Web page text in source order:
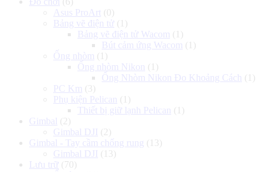
Asus ProArt (0)
Bảng vẽ điện tử (1)
Bảng vẽ điện tử Wacom (1)
Bút cảm ứng Wacom (1)
Ống nhòm (1)
Ống nhòm Nikon
(1)
Ống Nhòm Nikon Đo Khoảng Cách
(1)
PC Km (3)
Phụ kiện Pelican
(1)
Thiết bị giữ lạnh Pelican
(1)
Gimbal (2)
Gimbal DJI (2)
Gimbal - Tay cầm chống rung (13)
Gimbal DJI (13)
Lưu trữ (70)